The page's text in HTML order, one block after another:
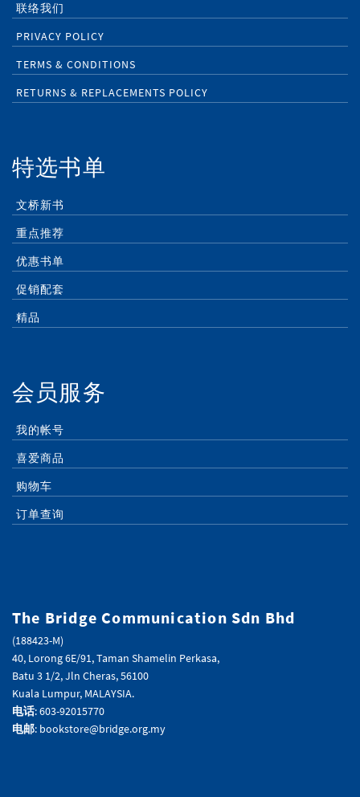
联络我们
PRIVACY POLICY
TERMS & CONDITIONS
RETURNS & REPLACEMENTS POLICY
特选书单
文桥新书
重点推荐
优惠书单
促销配套
精品
会员服务
我的帐号
喜爱商品
购物车
订单查询
The Bridge Communication Sdn Bhd
(188423-M)
40, Lorong 6E/91, Taman Shamelin Perkasa,
Batu 3 1/2, Jln Cheras, 56100
Kuala Lumpur, MALAYSIA.
电话: 603-92015770
电邮: bookstore@bridge.org.my